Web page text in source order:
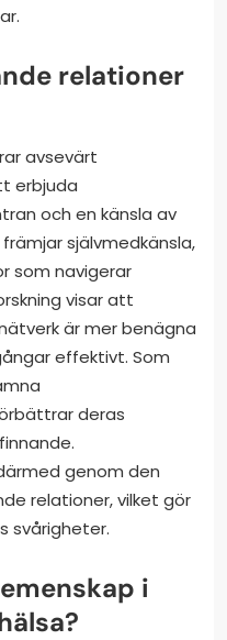
relationer
avsevärt
erbjuda
och en känsla av
självmedkänsla,
som navigerar
visar att
är mer benägna
effektivt. Som
deras
genom den
relationer, vilket gör
svårigheter.
i